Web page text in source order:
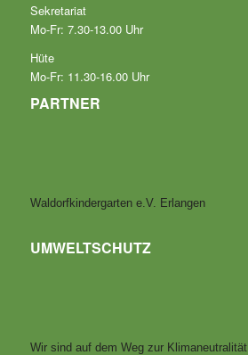
Sekretariat
Mo-Fr: 7.30-13.00 Uhr
Hüte
Mo-Fr: 11.30-16.00 Uhr
PARTNER
Waldorfkindergarten e.V. Erlangen
UMWELTSCHUTZ
Wir sind auf dem Weg zur Klimaneutralität